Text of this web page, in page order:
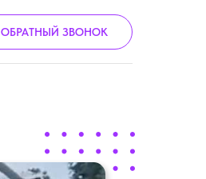
ОБРАТНЫЙ ЗВОНОК